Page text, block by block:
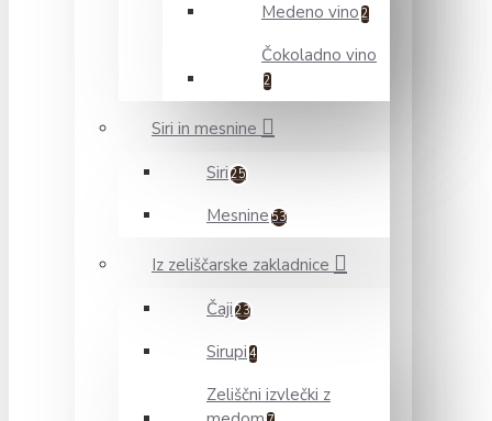
Medeno vino 2
Čokoladno vino
2
Siri in mesnine
Siri 25
Mesnine 53
Iz zeliščarske zakladnice
Čaji 23
Sirupi 4
Zeliščni izvlečki z